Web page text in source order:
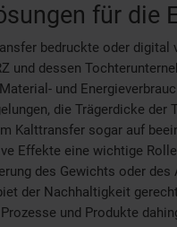
für die
bedruckte oder
und dessen
und
die Trägerdicke
Kalttransfer sogar auf
Effekte eine wichtige
des Gewichts oder
der Nachhaltigkeit
und Produkte